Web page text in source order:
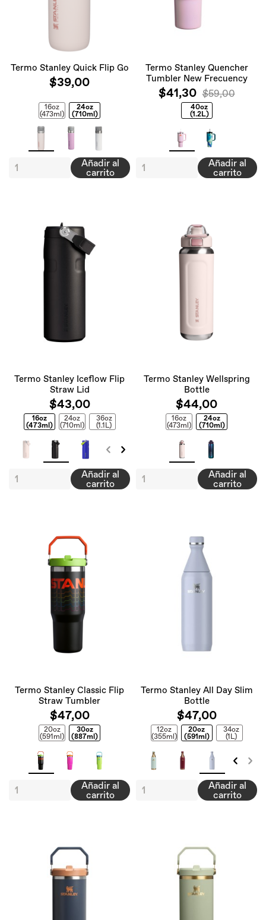
Termo Stanley Quick Flip Go
$39,00
16oz
(473ml)
24oz
(710ml)
Añadir al
carrito
Termo Stanley Quencher
Tumbler New Frecuency
$41,30 $59,00
40oz
(1.2L)
Añadir al
carrito
Termo Stanley Iceflow Flip
Straw Lid
$43,00
16oz
(473ml)
24oz
(710ml)
36oz
(1.1L)
Añadir al
carrito
Termo Stanley Wellspring
Bottle
$44,00
16oz
(473ml)
24oz
(710ml)
Añadir al
carrito
Termo Stanley Classic Flip
Straw Tumbler
$47,00
20oz
(591ml)
30oz
(887ml)
Añadir al
carrito
Termo Stanley All Day Slim
Bottle
$47,00
12oz
(355ml)
20oz
(591ml)
34oz
(1L)
Añadir al
carrito